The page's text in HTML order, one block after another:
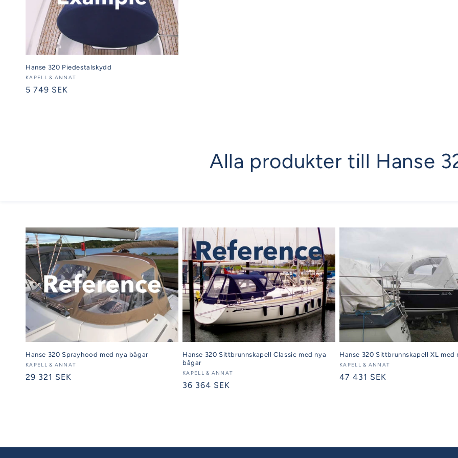
Hanse 320 Piedestalskydd
Säljare:
KAPELL & ANNAT
Ordinarie
5 749 SEK
Alla produkter till Hanse
Hanse 320 Sprayhood med nya bågar
Säljare:
KAPELL & ANNAT
Ordinarie
29 321 SEK
Hanse 320 Sittbrunnskapell Classic med nya
bågar
Säljare:
KAPELL & ANNAT
Ordinarie
36 364 SEK
Hanse 320 Sittbrunnskapell XL med
Säljare:
KAPELL & ANNAT
Ordinarie
47 431 SEK